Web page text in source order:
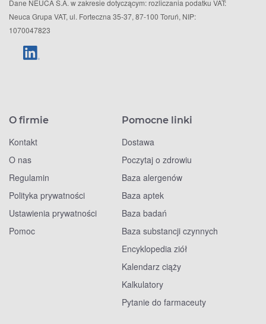
Dane NEUCA S.A. w zakresie dotyczącym: rozliczania podatku VAT:
Neuca Grupa VAT, ul. Forteczna 35-37, 87-100 Toruń, NIP:
1070047823
O firmie
Kontakt
O nas
Regulamin
Polityka prywatności
Ustawienia prywatności
Pomoc
Pomocne linki
Dostawa
Poczytaj o zdrowiu
Baza alergenów
Baza aptek
Baza badań
Baza substancji czynnych
Encyklopedia ziół
Kalendarz ciąży
Kalkulatory
Pytanie do farmaceuty